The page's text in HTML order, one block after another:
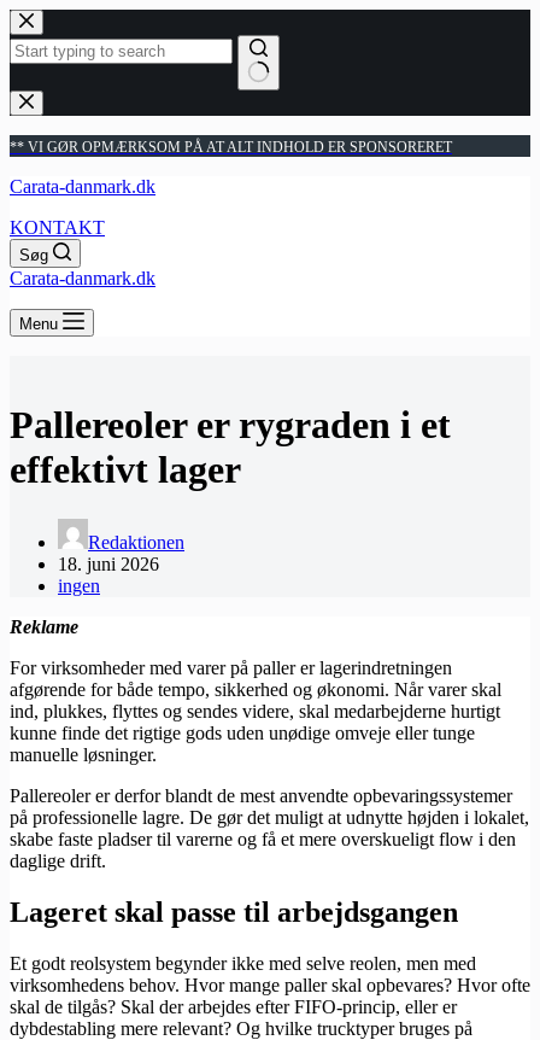
Fortsæt
til
indhold
Ingen
resultater
** VI GØR OPMÆRKSOM PÅ AT ALT INDHOLD ER SPONSORERET
Carata-danmark.dk
KONTAKT
Søg
Carata-danmark.dk
Menu
Pallereoler er rygraden i et
effektivt lager
Redaktionen
18. juni 2026
ingen
Reklame
For virksomheder med varer på paller er lagerindretningen
afgørende for både tempo, sikkerhed og økonomi. Når varer skal
ind, plukkes, flyttes og sendes videre, skal medarbejderne hurtigt
kunne finde det rigtige gods uden unødige omveje eller tunge
manuelle løsninger.
Pallereoler er derfor blandt de mest anvendte opbevaringssystemer
på professionelle lagre. De gør det muligt at udnytte højden i lokalet,
skabe faste pladser til varerne og få et mere overskueligt flow i den
daglige drift.
Lageret skal passe til arbejdsgangen
Et godt reolsystem begynder ikke med selve reolen, men med
virksomhedens behov. Hvor mange paller skal opbevares? Hvor ofte
skal de tilgås? Skal der arbejdes efter FIFO-princip, eller er
dybdestabling mere relevant? Og hvilke trucktyper bruges på